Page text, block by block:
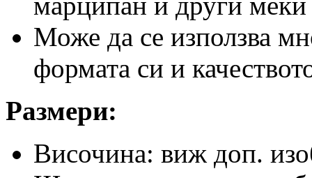
Може да се използва
формата си и
Размери:
Височина: виж доп.